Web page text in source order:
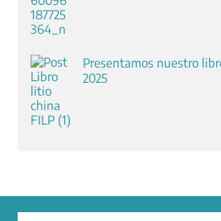
Presentamos nuestro
2025